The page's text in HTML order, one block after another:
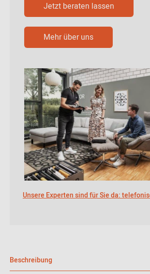
Jetzt beraten lassen
Mehr über uns
Unsere Experten sind für Sie da:
Beschreibung